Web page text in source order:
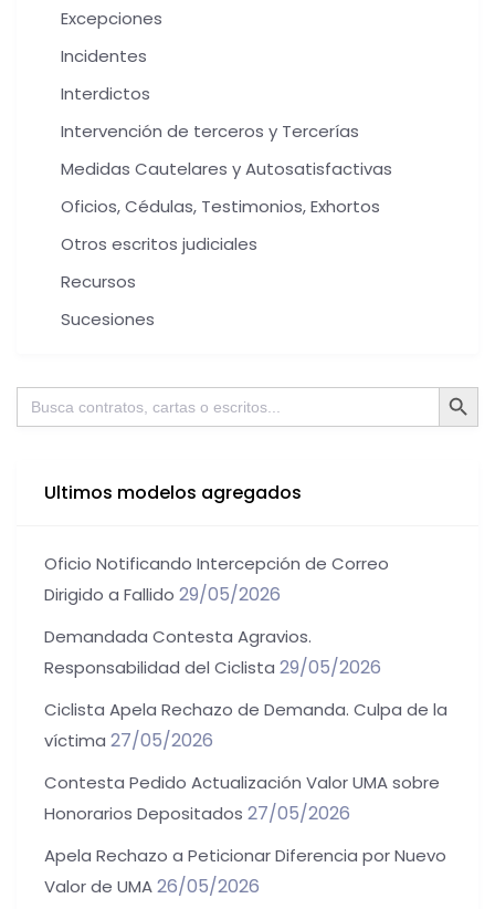
Excepciones
Incidentes
Interdictos
Intervención de terceros y Tercerías
Medidas Cautelares y Autosatisfactivas
Oficios, Cédulas, Testimonios, Exhortos
Otros escritos judiciales
Recursos
Sucesiones
Buscar: Botón de
Ultimos modelos agregados
Oficio Notificando Intercepción de Correo
Dirigido a Fallido 29/05/2026
Demandada Contesta Agravios.
Responsabilidad del Ciclista 29/05/2026
Ciclista Apela Rechazo de Demanda. Culpa de la
víctima 27/05/2026
Contesta Pedido Actualización Valor UMA sobre
Honorarios Depositados 27/05/2026
Apela Rechazo a Peticionar Diferencia por Nuevo
Valor de UMA26/05/2026